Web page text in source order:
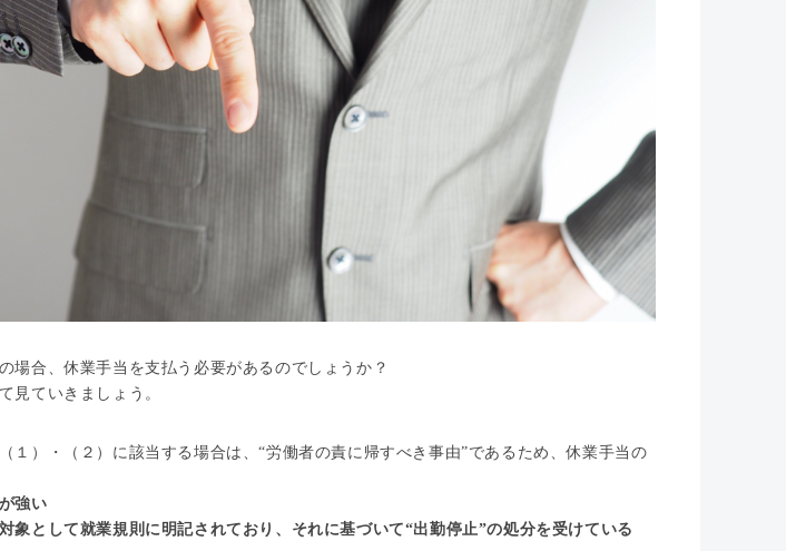
場合、休業手当を支払う必要があるのでしょうか？
見ていきましょう。
１）・（２）に該当する場合は、“労働者の責に帰すべき事由”であるため、休業手当の
強い
象として就業規則に明記されており、それに基づいて“出勤停止”の処分を受けている